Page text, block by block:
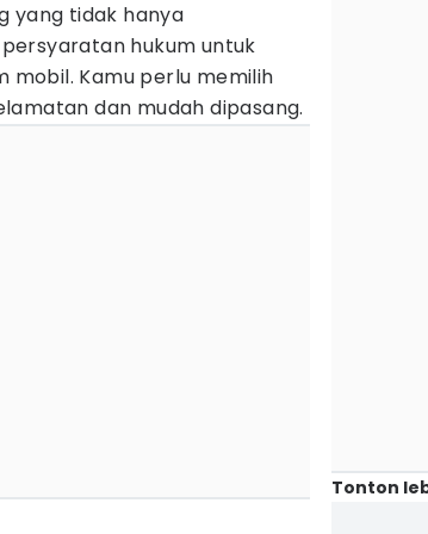
yang tidak hanya
hukum untuk
mobil. Kamu perlu memilih
dan mudah dipasang.
Tonton